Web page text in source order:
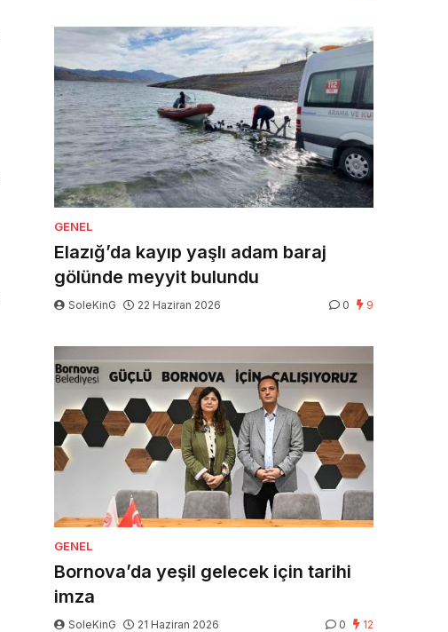
GENEL
Elazığ’da kayıp yaşlı adam baraj
gölünde meyyit bulundu
SoleKinG 22 Haziran 2026 0 9
GENEL
Bornova’da yeşil gelecek için tarihi
imza
SoleKinG 21 Haziran 2026 0 12